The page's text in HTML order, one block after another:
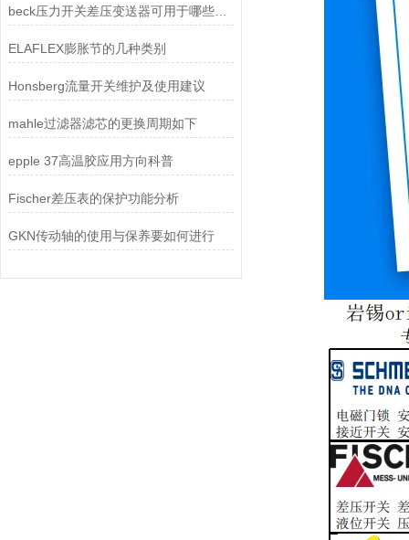
beck压力开关差压变送器可用于哪些地方？
ELAFLEX膨胀节的几种类别
Honsberg流量开关维护及使用建议
mahle过滤器滤芯的更换周期如下
epple 37高温胶应用方向科普
Fischer差压表的保护功能分析
GKN传动轴的使用与保养要如何进行